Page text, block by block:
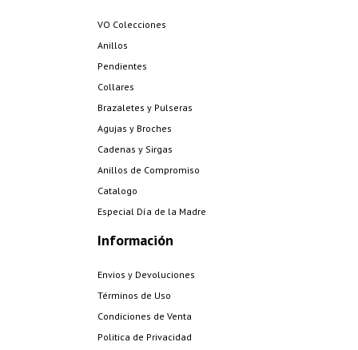
VO Colecciones
Anillos
Pendientes
Collares
Brazaletes y Pulseras
Agujas y Broches
Cadenas y Sirgas
Anillos de Compromiso
Catalogo
Especial Día de la Madre
Información
Envios y Devoluciones
Términos de Uso
Condiciones de Venta
Politica de Privacidad